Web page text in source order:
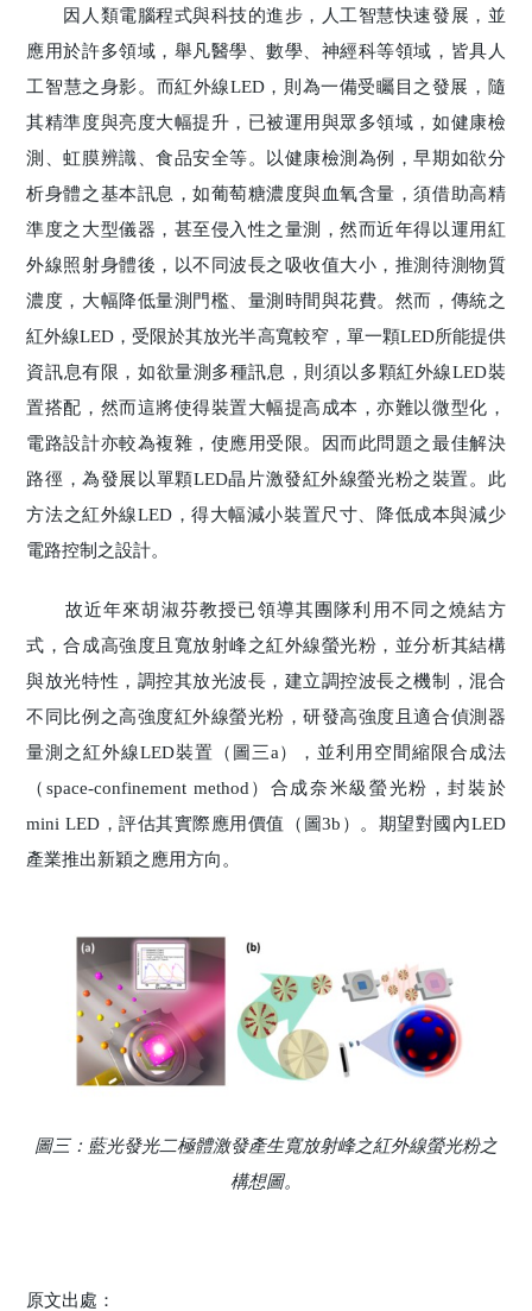
因人類電腦程式與科技的進步，人工智慧快速發展，並
應用於許多領域，舉凡醫學、數學、神經科等領域，皆具人
工智慧之身影。而紅外線LED，則為一備受矚目之發展，隨
其精準度與亮度大幅提升，已被運用與眾多領域，如健康檢
測、虹膜辨識、食品安全等。以健康檢測為例，早期如欲分
析身體之基本訊息，如葡萄糖濃度與血氧含量，須借助高精
準度之大型儀器，甚至侵入性之量測，然而近年得以運用紅
外線照射身體後，以不同波長之吸收值大小，推測待測物質
濃度，大幅降低量測門檻、量測時間與花費。然而，傳統之
紅外線LED，受限於其放光半高寬較窄，單一顆LED所能提供
資訊息有限，如欲量測多種訊息，則須以多顆紅外線LED裝
置搭配，然而這將使得裝置大幅提高成本，亦難以微型化，
電路設計亦較為複雜，使應用受限。因而此問題之最佳解決
路徑，為發展以單顆LED晶片激發紅外線螢光粉之裝置。此
方法之紅外線LED，得大幅減小裝置尺寸、降低成本與減少
電路控制之設計。
故近年來胡淑芬教授已領導其團隊利用不同之燒結方
式，合成高強度且寬放射峰之紅外線螢光粉，並分析其結構
與放光特性，調控其放光波長，建立調控波長之機制，混合
不同比例之高強度紅外線螢光粉，研發高強度且適合偵測器
量測之紅外線LED裝置（圖三a），並利用空間縮限合成法
（space-confinement method）合成奈米級螢光粉，封裝於
mini LED，評估其實際應用價值（圖3b）。期望對國內LED
產業推出新穎之應用方向。
圖三：藍光發光二極體激發產生寬放射峰之紅外線螢光粉之
構想圖。
原文出處：